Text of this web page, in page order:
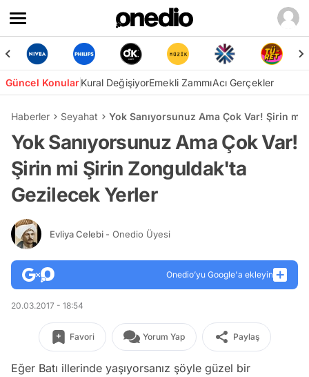
Güncel KonularKural DeğişiyorEmekli ZammıAcı Gerçekler
Haberler Seyahat Yok Sanıyorsunuz Ama Çok Var! Şirin
Yok Sanıyorsunuz Ama Çok Var!
Şirin mi Şirin Zonguldak'ta
Gezilecek Yerler
Evliya Celebi - Onedio Üyesi
Onedio’yu Google'a ekleyin
20.03.2017 - 18:54
Favori Yorum Yap Paylaş
Eğer Batı illerinde yaşıyorsanız şöyle güzel bir